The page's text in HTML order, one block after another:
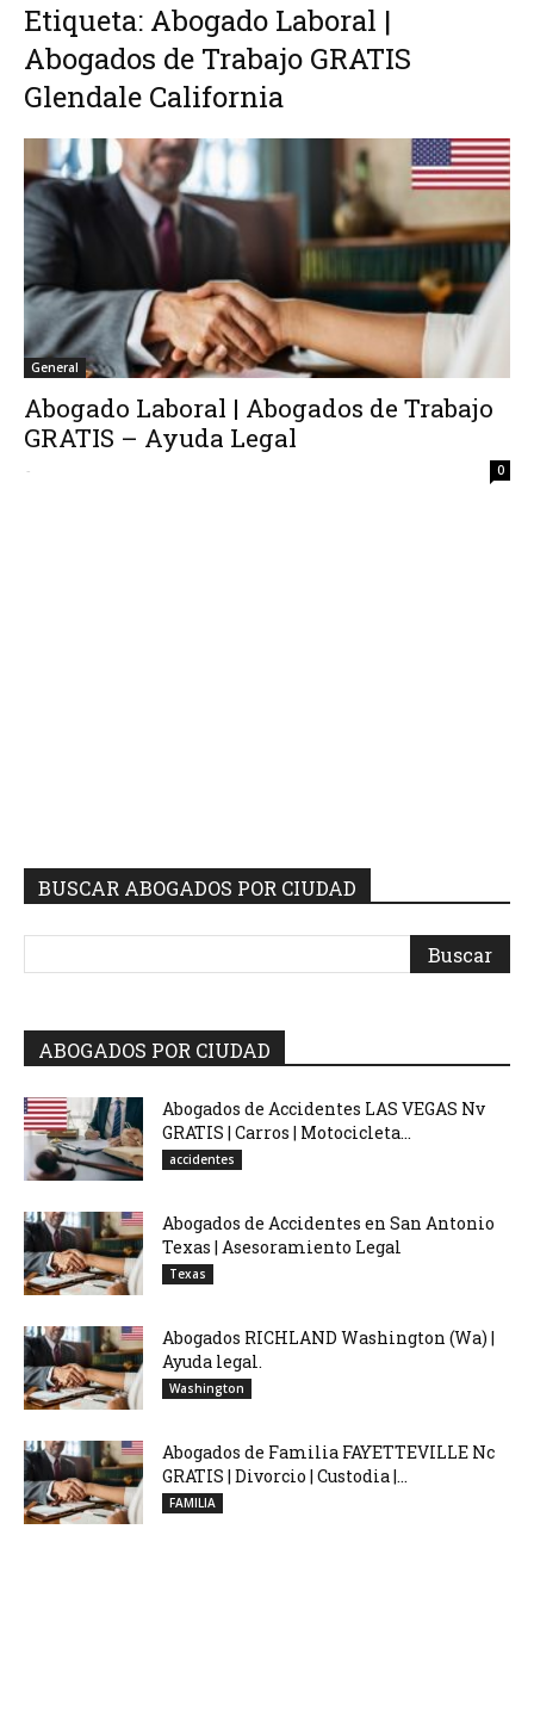
Etiqueta: Abogado Laboral |
Abogados de Trabajo GRATIS
Glendale California
General
Abogado Laboral | Abogados de Trabajo
GRATIS – Ayuda Legal
- 0
BUSCAR ABOGADOS POR CIUDAD
ABOGADOS POR CIUDAD
Abogados de Accidentes LAS VEGAS Nv
GRATIS | Carros | Motocicleta...
accidentes
Abogados de Accidentes en San Antonio
Texas | Asesoramiento Legal
Texas
Abogados RICHLAND Washington (Wa) |
Ayuda legal.
Washington
Abogados de Familia FAYETTEVILLE Nc
GRATIS | Divorcio | Custodia |...
FAMILIA